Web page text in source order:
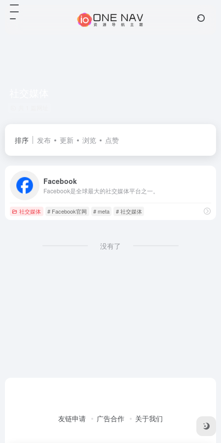
排序 发布 更新 浏览 点赞
Facebook
Facebook是全球最大的社交媒体平台之一‌。
社交媒体 # Facebook官网 # meta # 社交媒体
没有了
友链申请 广告合作 关于我们